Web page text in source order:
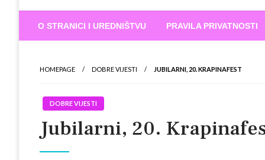
Biram
O STRANICI I UREDNIŠTVU PRAVILA PRIVATNOSTI
HOMEPAGE DOBRE VIJESTI JUBILARNI, 20. KRAPINAFEST
DOBRE VIJESTI
Jubilarni, 20.